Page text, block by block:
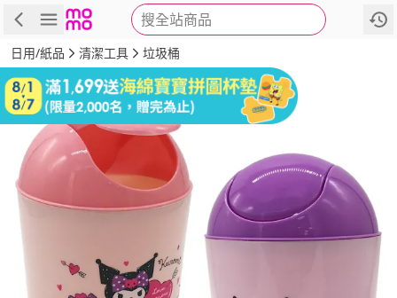
搜全站商品
商品 評價 詳情
日用/紙品 清潔工具 垃圾桶